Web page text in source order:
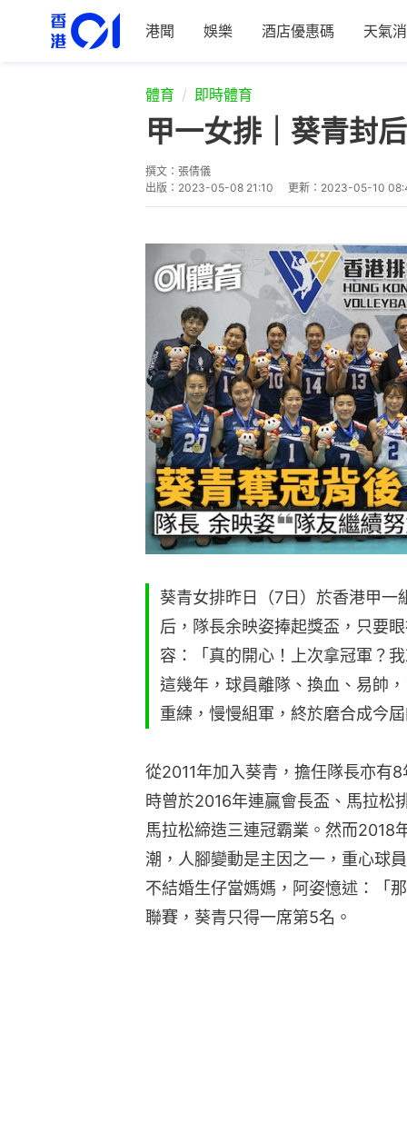
港聞 娛樂 酒店優惠碼 天氣
體育 即時體育
甲一女排｜葵青封
撰文： 張倩儀
出版： 2023-05-08 21:10 更新： 2023-05-10
葵青女排昨日（7日）於香港甲
后，隊長余映姿捧起獎盃，只要
容：「真的開心！上次拿冠軍？
這幾年，球員離隊、換血、易帥
重練，慢慢組軍，終於磨合成今
從2011年加入葵青，擔任隊長亦有
時曾於2016年連贏會長盃、馬拉松
馬拉松締造三連冠霸業。然而2018
潮，人腳變動是主因之一，重心球
不結婚生仔當媽媽，阿姿憶述：「
聯賽，葵青只得一席第5名。